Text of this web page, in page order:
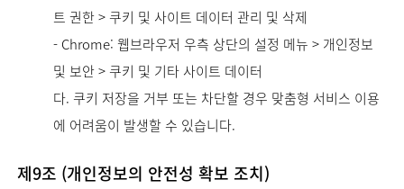
트 권한 > 쿠키 및 사이트 데이터 관리 및 삭제
- Chrome: 웹브라우저 우측 상단의 설정 메뉴 > 개인정보
및 보안 > 쿠키 및 기타 사이트 데이터
다. 쿠키 저장을 거부 또는 차단할 경우 맞춤형 서비스 이용
에 어려움이 발생할 수 있습니다.
제9조 (개인정보의 안전성 확보 조치)